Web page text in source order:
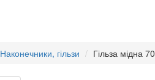
Наконечники, гільзи Гільза мідна 70